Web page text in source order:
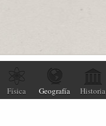
Física Geografía Historia